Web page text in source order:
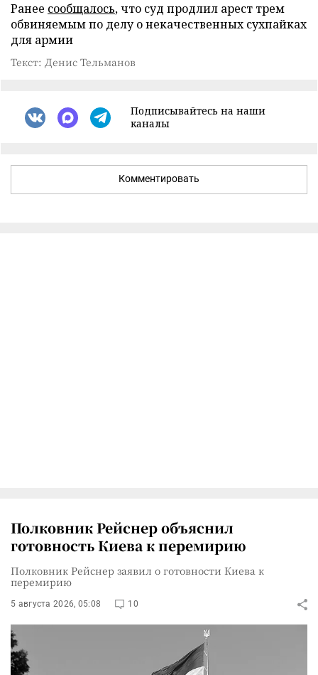
Ранее сообщалось, что суд продлил арест трем
обвиняемым по делу о некачественных сухпайках
для армии
Текст: Денис Тельманов
Подписывайтесь на наши
каналы
Комментировать
Полковник Рейснер объяснил
готовность Киева к перемирию
Полковник Рейснер заявил о готовности Киева к
перемирию
5 августа 2026, 05:08 10